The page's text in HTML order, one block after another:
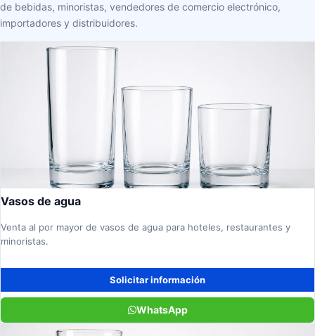
de bebidas, minoristas, vendedores de comercio electrónico,
importadores y distribuidores.
Vasos de agua
Venta al por mayor de vasos de agua para hoteles, restaurantes y
minoristas.
Solicitar información
WhatsApp